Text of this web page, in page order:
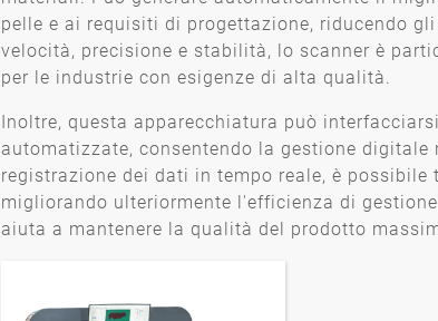
pelle e ai requisiti di progettazione, riducendo
velocità, precisione e stabilità, lo scanner è
per le industrie con esigenze di alta qualità.
Inoltre, questa apparecchiatura può
automatizzate, consentendo la gestione
registrazione dei dati in tempo reale, è
migliorando ulteriormente l'efficienza di
aiuta a mantenere la qualità del prodotto